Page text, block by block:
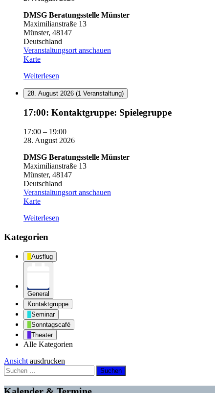
DMSG Beratungsstelle Münster
Maximilianstraße 13
Münster, 48147
Deutschland
Veranstaltungsort anschauen
KarteDMSG
Münster
Weiterlesen
28. August 2026 (1 Veranstaltung)
17:00:
Spielegruppe
17:00: Kontaktgruppe: Spielegruppe
17:00 – 19:00
28. August 2026
DMSG Beratungsstelle Münster
Maximilianstraße 13
Münster, 48147
Deutschland
Veranstaltungsort anschauen
KarteDMSG
Münster
Weiterlesen
Kategorien
Ausflug
General
Kontaktgruppe
Seminar
Sonntagscafé
Theater
Alle Kategorien
Ansicht ausdrucken
Suche
nach: